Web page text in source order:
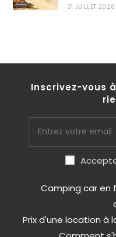
31 JUILLET 2026
Inscrivez-vous
Camping car en
Prix d'une location à